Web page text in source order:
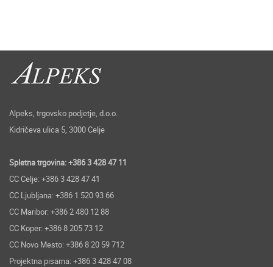
Alpeks, trgovsko podjetje, d.o.o.
Kidričeva ulica 5, 3000 Celje
Spletna trgovina: +386 3 428 47 11
CC Celje: +386 3 428 47 41
CC Ljubljana: +386 1 520 93 66
CC Maribor: +386 2 480 12 88
CC Koper: +386 8 205 73 12
CC Novo Mesto: +386 8 20 59 712
Projektna pisarna: +386 3 428 47 08